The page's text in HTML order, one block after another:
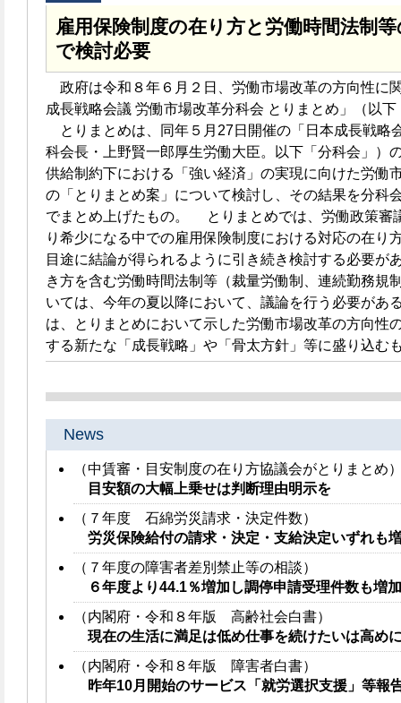
雇用保険制度の在り方と労働時間法制
で検討必要
政府は令和８年６月２日、労働市場改革の方向性に
成長戦略会議 労働市場改革分科会 とりまとめ」（以
とりまとめは、同年５月27日開催の「日本成長戦略
科会長・上野賢一郎厚生労働大臣。以下「分科会」）
供給制約下における「強い経済」の実現に向けた労働
の「とりまとめ案」について検討し、その結果を分科
でまとめ上げたもの。 とりまとめでは、労働政策審
り希少になる中での雇用保険制度における対応の在り
目途に結論が得られるように引き続き検討する必要
き方を含む労働時間法制等（裁量労働制、連続勤務規
いては、今年の夏以降において、議論を行う必要が
は、とりまとめにおいて示した労働市場改革の方向性
する新たな「成長戦略」や「骨太方針」等に盛り込む
News
（中賃審・目安制度の在り方協議会がとりまとめ
目安額の大幅上乗せは判断理由明示を
（７年度 石綿労災請求・決定件数）
労災保険給付の請求・決定・支給決定いずれも
（７年度の障害者差別禁止等の相談）
６年度より44.1％増加し調停申請受理件数も増加
（内閣府・令和８年版 高齢社会白書）
現在の生活に満足は低め仕事を続けたいは高め
（内閣府・令和８年版 障害者白書）
昨年10月開始のサービス「就労選択支援」等報